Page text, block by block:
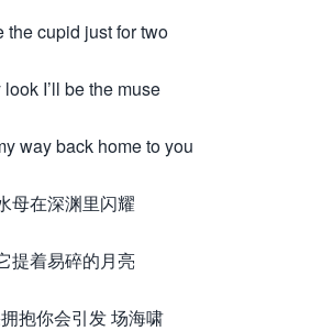
the cupid just for two
look I’ll be the muse
way back home to you
母在深渊里闪耀
提着易碎的月亮
抱你会引发 场海啸